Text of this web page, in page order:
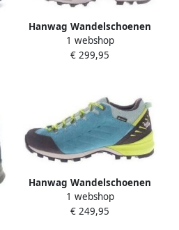
Hanwag Wandelschoenen
Makra Trek Lady GTX
1 webshop
€ 299,95
Hanwag Wandelschoenen
Makra Pro Low Lady GTX
1 webshop
€ 249,95